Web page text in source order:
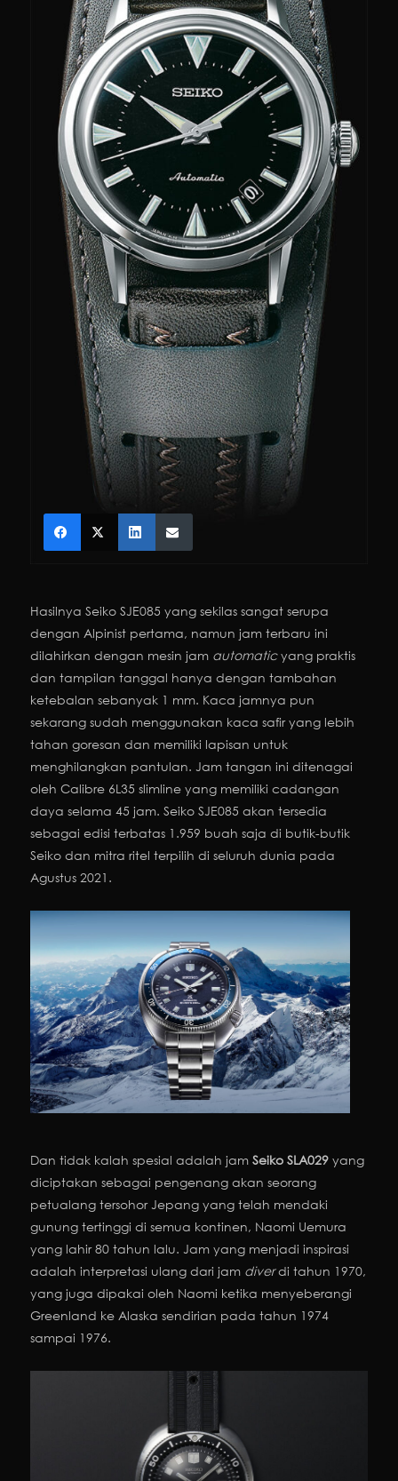
Hasilnya Seiko SJE085 yang sekilas sangat serupa
dengan Alpinist pertama, namun jam terbaru ini
dilahirkan dengan mesin jam automaticyang praktis
dan tampilan tanggal hanya dengan tambahan
ketebalan sebanyak 1 mm. Kaca jamnya pun
sekarang sudah menggunakan kaca safir yang lebih
tahan goresan dan memiliki lapisan untuk
menghilangkan pantulan. Jam tangan ini ditenagai
oleh Calibre 6L35 slimline yang memiliki cadangan
daya selama 45 jam. Seiko SJE085 akan tersedia
sebagai edisi terbatas 1.959 buah saja di butik-butik
Seiko dan mitra ritel terpilih di seluruh dunia pada
Agustus 2021.
Dan tidak kalah spesial adalah jam Seiko SLA029 yang
diciptakan sebagai pengenang akan seorang
petualang tersohor Jepang yang telah mendaki
gunung tertinggi di semua kontinen, Naomi Uemura
yang lahir 80 tahun lalu. Jam yang menjadi inspirasi
adalah interpretasi ulang dari jam diverdi tahun 1970,
yang juga dipakai oleh Naomi ketika menyeberangi
Greenland ke Alaska sendirian pada tahun 1974
sampai 1976.